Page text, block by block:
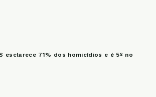
esclarece 71% dos homicídios e é 5º no